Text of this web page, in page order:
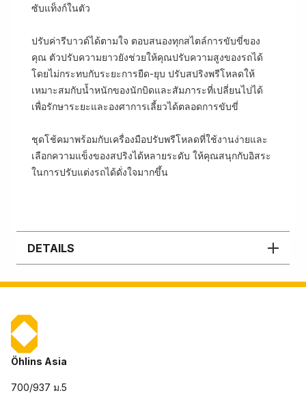
ซับแท็งก์ในตัว
ปรับค่ารีบาวด์ได้ตามใจ ตอบสนองทุกสไตล์การขับขี่ของ
คุณ ตัวปรับความยาวยังช่วยให้คุณปรับความสูงของรถได้
โดยไม่กระทบกับระยะการยืด-ยุบ ปรับสปริงพรีโหลดให้
เหมาะสมกับน้ำหนักของนักบิดและสัมภาระที่เปลี่ยนไปได้
เพื่อรักษาระยะและองศาการเลี้ยวได้ตลอดการขับขี่
ชุดโช้คมาพร้อมกับเครื่องมือปรับพรีโหลดที่ใช้งานง่ายและ
เลือกความแข็งของสปริงได้หลายระดับ ให้คุณสนุกกับอิสระ
ในการปรับแต่งรถได้ดั่งใจมากขึ้น
DETAILS
Öhlins Asia
700/937 ม.5